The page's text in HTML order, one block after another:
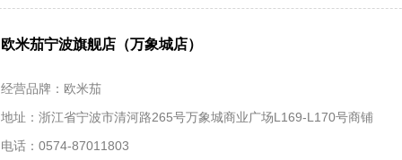
欧米茄宁波旗舰店（万象城店）
经营品牌：欧米茄
地址：浙江省宁波市清河路265号万象城商业广场L169-L170号商铺
电话：0574-87011803